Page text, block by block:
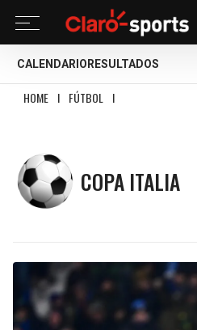
CALENDARIO RESULTADOS
HOME I FÚTBOL I
COPA ITALIA